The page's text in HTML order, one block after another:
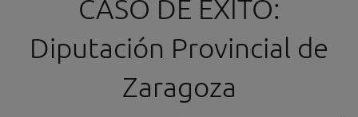
CASO DE ÉXITO:
Diputación Provincial de
Zaragoza​